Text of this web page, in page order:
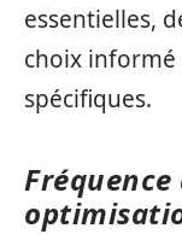
essentielles,
choix
spécifiques.